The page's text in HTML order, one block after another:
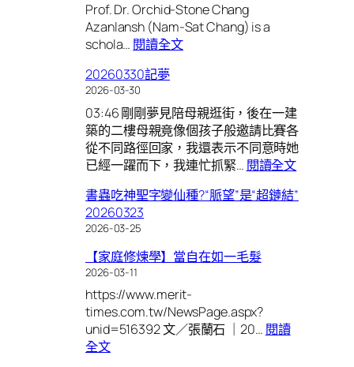
Prof. Dr. Orchid-Stone Chang
Azanlansh (Nam-Sat Chang) is a
schola… 閱讀全文:
20260330記夢
2026-03-30
03:46 剛剛夢見陪母親逛街，後在一建
築的二樓母親竟像個孩子般邀請比賽各
從不同路徑回家，我還表示不同意時她
已經一躍而下，我連忙抓緊… 閱讀全文:
記
書蟲吃神聖字變仙種?“脈望”是“超鏈結”
20260323
2026-03-25
【家庭修煉學】當自在如一毛髮
2026-03-11
https://www.merit-
times.com.tw/NewsPage.aspx?
unid=516392 文／張蘭石 ｜20… 閱讀
全文: